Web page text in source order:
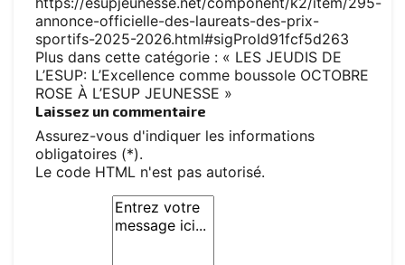
annonce-officielle-des-laureats-des-prix-
sportifs-2025-2026.html#sigProId91fcf5d263
Plus dans cette catégorie : « LES JEUDIS DE
L’ESUP: L’Excellence comme boussole OCTOBRE
ROSE À L’ESUP JEUNESSE »
Laissez un commentaire
Assurez-vous d'indiquer les informations
obligatoires (*).
Le code HTML n'est pas autorisé.